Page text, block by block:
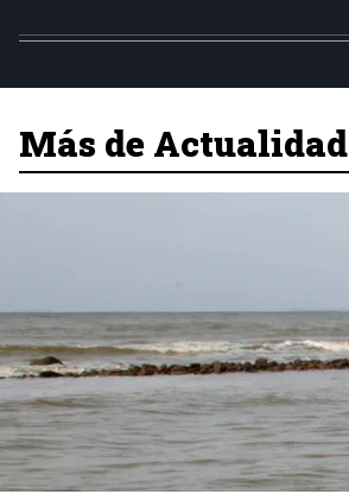
Más de Actualidad